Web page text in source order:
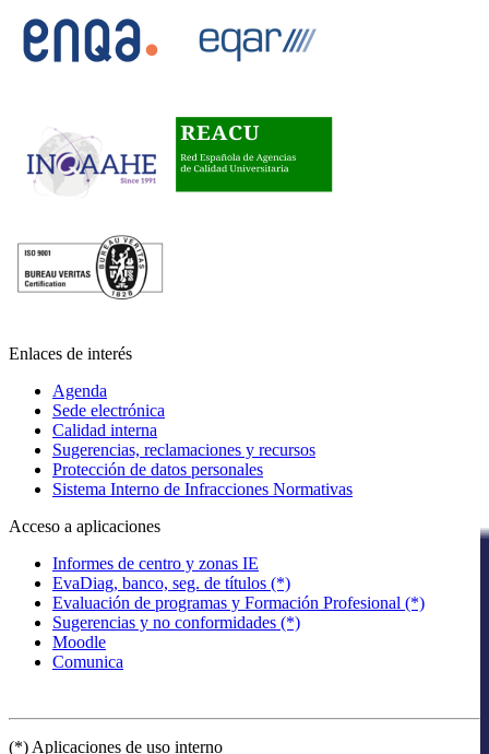
Enlaces de interés
Agenda
Sede electrónica
Calidad interna
Sugerencias, reclamaciones y recursos
Protección de datos personales
Sistema Interno de Infracciones Normativas
Acceso a aplicaciones
Informes de centro y zonas IE
EvaDiag, banco, seg. de títulos (*)
Evaluación de programas y Formación Profesional (*)
Sugerencias y no conformidades (*)
Moodle
Comunica
(*) Aplicaciones de uso interno